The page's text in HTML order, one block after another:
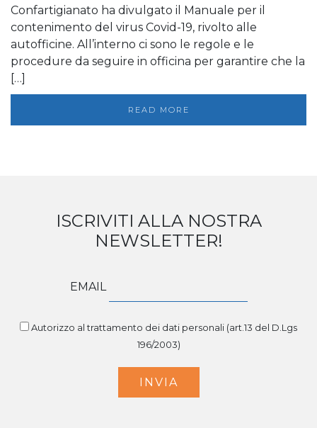
Confartigianato ha divulgato il Manuale per il
contenimento del virus Covid-19, rivolto alle
autofficine. All’interno ci sono le regole e le
procedure da seguire in officina per garantire che la
[…]
READ MORE
ISCRIVITI ALLA NOSTRA
NEWSLETTER!
EMAIL
Autorizzo al trattamento dei dati personali (art.13 del D.Lgs
196/2003)